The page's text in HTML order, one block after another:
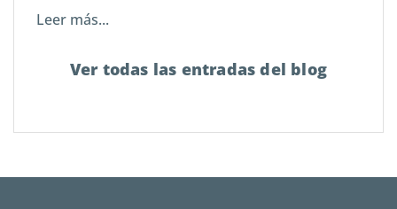
Leer más...
Ver todas las entradas del blog